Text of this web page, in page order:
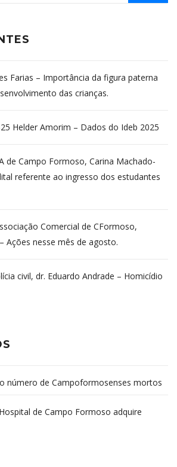
Farias – Importância da figura paterna
das crianças.
Helder Amorim – Dados do Ideb 2025
de Campo Formoso, Carina Machado-
referente ao ingresso dos estudantes
Comercial de CFormoso,
Ações nesse mês de agosto.
civil, dr. Eduardo Andrade – Homicídio
número de Campoformosenses mortos
que morreram em desabamentos são
Hospital de Campo Formoso adquire